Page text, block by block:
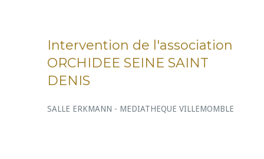
Intervention de l'association
ORCHIDEE SEINE SAINT
DENIS
SALLE ERKMANN - MEDIATHEQUE VILLEMOMBLE